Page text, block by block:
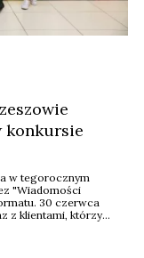
konkursie
w tegorocznym
"Wiadomości
30 czerwca
z klientami, którzy